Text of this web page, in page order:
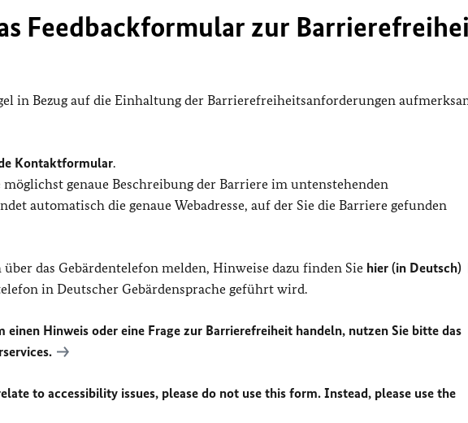
Feedbackformular zur
in Bezug auf die Einhaltung der Barrierefreiheitsanforderungen
Kontaktformular.
genaue Beschreibung der Barriere im untenstehenden
automatisch die genaue Webadresse, auf der Sie die Barriere gefunden
das Gebärdentelefon melden, Hinweise dazu finden Sie hier (in Deutsch)
in Deutscher Gebärdensprache geführt wird.
Hinweis oder eine Frage zur Barrierefreiheit handeln, nutzen Sie bitte das
to accessibility issues, please do not use this form. Instead, please use the